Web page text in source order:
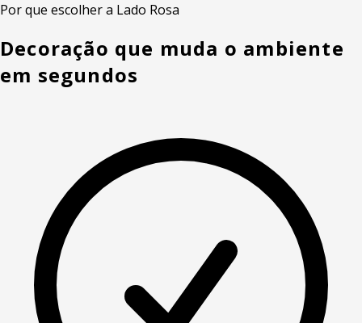
Por que escolher a Lado Rosa
Decoração que muda o ambiente
em segundos